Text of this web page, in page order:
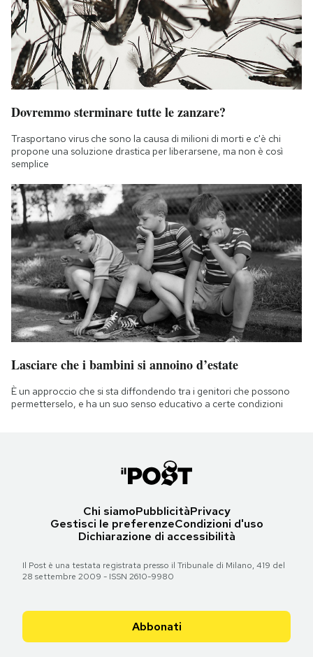
Dovremmo sterminare tutte le zanzare?
Trasportano virus che sono la causa di milioni di morti e c'è chi
propone una soluzione drastica per liberarsene, ma non è così
semplice
Lasciare che i bambini si annoino d’estate
È un approccio che si sta diffondendo tra i genitori che possono
permetterselo, e ha un suo senso educativo a certe condizioni
Chi siamoPubblicitàPrivacy
Gestisci le preferenzeCondizioni d'uso
Dichiarazione di accessibilità
Il Post è una testata registrata presso il Tribunale di Milano, 419 del
28 settembre 2009 - ISSN 2610-9980
Abbonati